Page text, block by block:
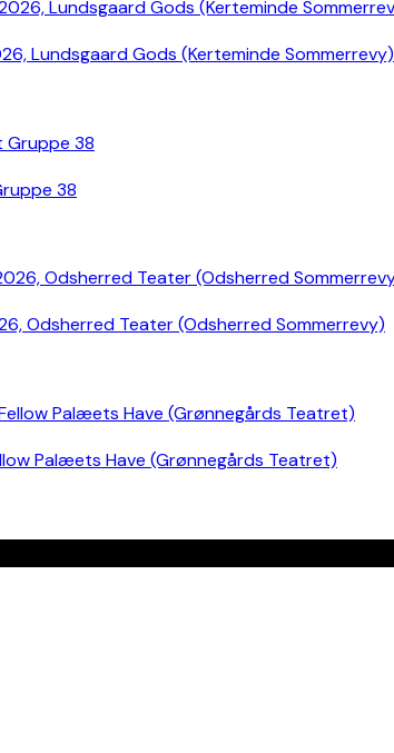
Lundsgaard Gods (Kerteminde Sommerrevy)
38
Odsherred Teater (Odsherred Sommerrevy)
Palæets Have (Grønnegårds Teatret)